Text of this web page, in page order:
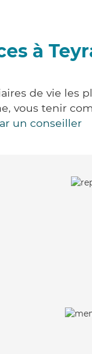
à
de vie les
vous tenir
un conseiller